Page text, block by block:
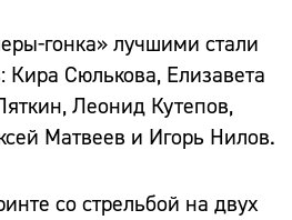
гонка» лучшими стали
Кира Сюлькова, Елизавета
Леонид Кутепов,
Матвеев и Игорь Нилов.
со стрельбой на двух